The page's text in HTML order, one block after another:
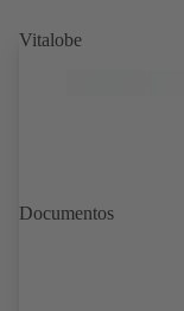
Vitalobe
Documentos